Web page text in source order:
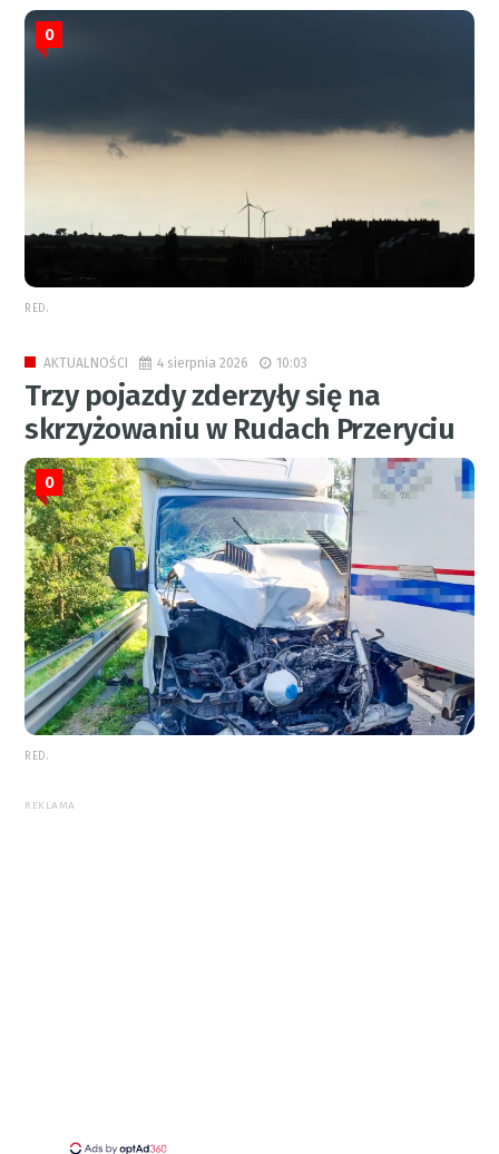
0
RED.
AKTUALNOŚCI 4 sierpnia 2026 10:03
Trzy pojazdy zderzyły się na
skrzyżowaniu w Rudach Przeryciu
0
RED.
REKLAMA